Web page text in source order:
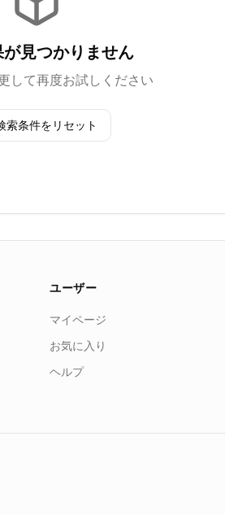
見つかりません
して再度お試しください
索条件をリセット
ユーザー
マイページ
お気に入り
ヘルプ